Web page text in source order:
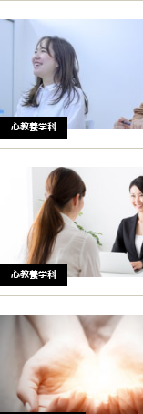
心教養学科
心教養学科